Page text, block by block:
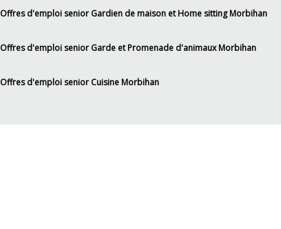
Offres d'emploi senior Gardien de maison et Home sitting Morbihan
Offres d'emploi senior Garde et Promenade d'animaux Morbihan
Offres d'emploi senior Cuisine Morbihan